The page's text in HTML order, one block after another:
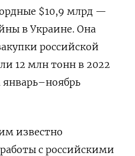
$10,9 млрд —
в Украине. Она
российской
12 млн тонн в 2022
известно
с российскими